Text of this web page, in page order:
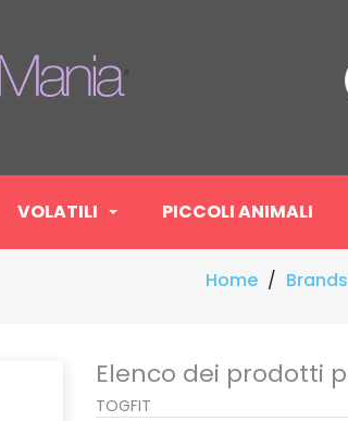
VOLATILI PICCOLI ANIMALI
Home Brands
Elenco dei prodotti
TOGFIT